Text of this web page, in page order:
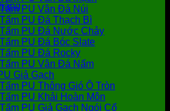
Tấm PU Vân Đá Núi
Tấm PU Đá Thạch Bì
Tấm PU Đá Nước Chảy
Tấm PU Đá Bóc Slate
Tấm PU Đá Rocky
Tấm PU Vân Đá Nấm
Giả Gạch
Tấm PU Thông Gió Ô Tròn
Tấm PU Khải Hoàn Môn
Tấm PU Giả Gạch Ngói Cổ